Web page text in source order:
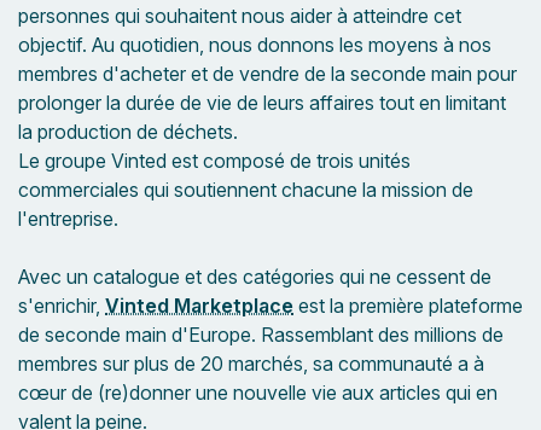
personnes qui souhaitent nous aider à atteindre cet
objectif. Au quotidien, nous donnons les moyens à nos
membres d'acheter et de vendre de la seconde main pour
prolonger la durée de vie de leurs affaires tout en limitant
la production de déchets.
Le groupe Vinted est composé de trois unités
commerciales qui soutiennent chacune la mission de
l'entreprise.
Avec un catalogue et des catégories qui ne cessent de
s'enrichir, Vinted Marketplace est la première plateforme
de seconde main d'Europe. Rassemblant des millions de
membres sur plus de 20 marchés, sa communauté a à
cœur de (re)donner une nouvelle vie aux articles qui en
valent la peine.